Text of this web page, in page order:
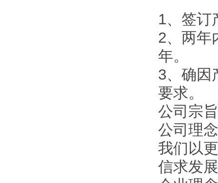
1、签订
2、两年
年。
3、确因
要求。
公司宗
公司理
我们以
信求发